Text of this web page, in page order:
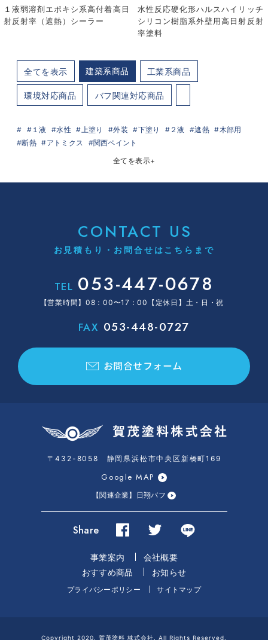
１液弱溶剤エポキシ系高付着高日
射反射率（遮熱）シーラー
水性反応硬化形ハルスハイリッチ
シリコン樹脂系外壁用高日射反射
率塗料
全てを表示 建築系商品 工業系商品
環境対応商品 バフ関連対応商品
１液 水性 上塗り 外装 下塗り ２液 遮熱
木部用
断熱
アトミクス
関西ペイント
全てを表示+
CONTACT US
お見積もり・お問合せはこちらまで
TEL 053-447-0678
【営業時間】08：00〜17：00【定休日】土・日・祝
FAX 053-448-0727
お問合せフォーム
〒432-8058 静岡県浜松市中央区新橋町169
Google MAP
【関連企業】日翔バフ
Share
事業案内
会社概要
おすすめ商品
お知らせ
プライバシーポリシー サイトマップ
Copyright 2020. 賀茂塗料 株式会社. All Rights Reserved.